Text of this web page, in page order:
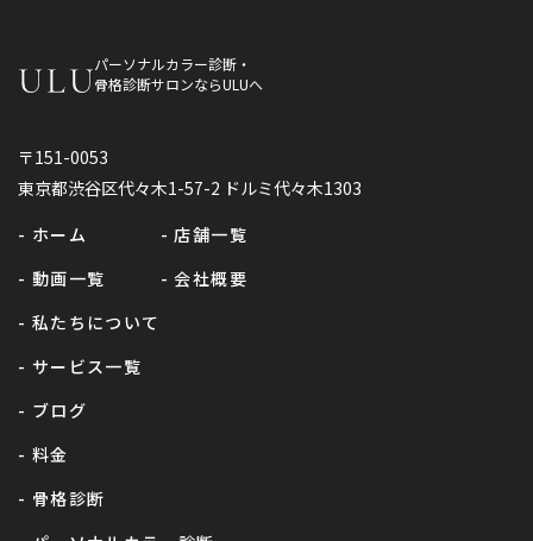
パーソナルカラー診断・
骨格診断サロンならULUへ
〒151-0053
東京都渋谷区代々木1-57-2 ドルミ代々木1303
- ホーム
- 動画一覧
- 私たちについて
- サービス一覧
- ブログ
- 料金
- 店舗一覧
- 会社概要
- 骨格診断